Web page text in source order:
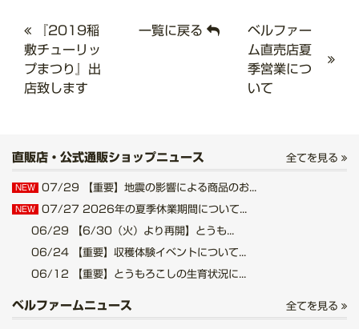
『2019稲
敷チューリッ
プまつり』出
店致します
一覧に戻る
ベルファー
ム直売店夏
季営業につ
いて
直販店・公式通販ショップニュース 全てを見る
NEW 07/29 【重要】地震の影響による商品のお...
NEW 07/27 2026年の夏季休業期間について...
06/29 【6/30（火）より再開】とうも...
06/24 【重要】収穫体験イベントについて...
06/12 【重要】とうもろこしの生育状況に...
ベルファームニュース 全てを見る